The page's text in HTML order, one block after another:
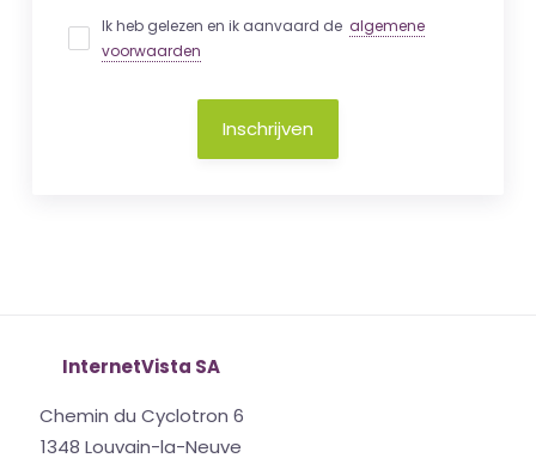
Ik heb gelezen en ik aanvaard de algemene
voorwaarden
Inschrijven
InternetVista SA
Chemin du Cyclotron 6
1348 Louvain-la-Neuve